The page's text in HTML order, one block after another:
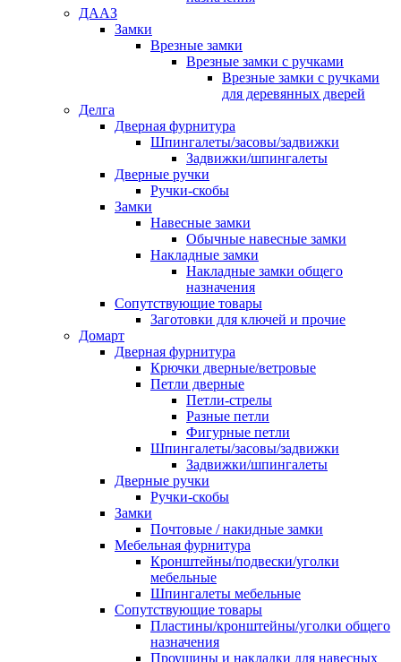
ДААЗ
Замки
Врезные замки
Врезные замки с ручками
Врезные замки с ручками
для деревянных дверей
Делга
Дверная фурнитура
Шпингалеты/засовы/задвижки
Задвижки/шпингалеты
Дверные ручки
Ручки-скобы
Замки
Навесные замки
Обычные навесные замки
Накладные замки
Накладные замки общего
назначения
Сопутствующие товары
Заготовки для ключей и прочие
Домарт
Дверная фурнитура
Крючки дверные/ветровые
Петли дверные
Петли-стрелы
Разные петли
Фигурные петли
Шпингалеты/засовы/задвижки
Задвижки/шпингалеты
Дверные ручки
Ручки-скобы
Замки
Почтовые / накидные замки
Мебельная фурнитура
Кронштейны/подвески/уголки
мебельные
Шпингалеты мебельные
Сопутствующие товары
Пластины/кронштейны/уголки общего
назначения
Проушины и накладки для навесных